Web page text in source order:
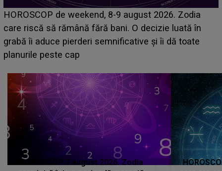
Emanuel a ținut ACEST DETALIU ASCUNS până
acum! În fața Alexandrei, concurentul din Casa Iubirii
face o MĂRTURISIRE NEAȘTEPTATĂ despre mama
sa: "I-am spus și ei în față, eu nu te iubesc pentru
HOROSCOP 7 august 2026. Zodia